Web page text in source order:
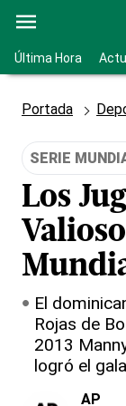
Última Hora
Portada
SERIE
Los
El
Rojas de
2013
logró el
AP